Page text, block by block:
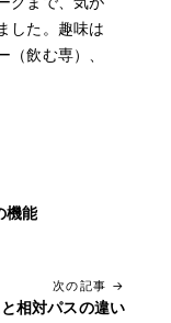
した。趣味は
飲む専）、
機能
次の記事 →
相対パスの違い